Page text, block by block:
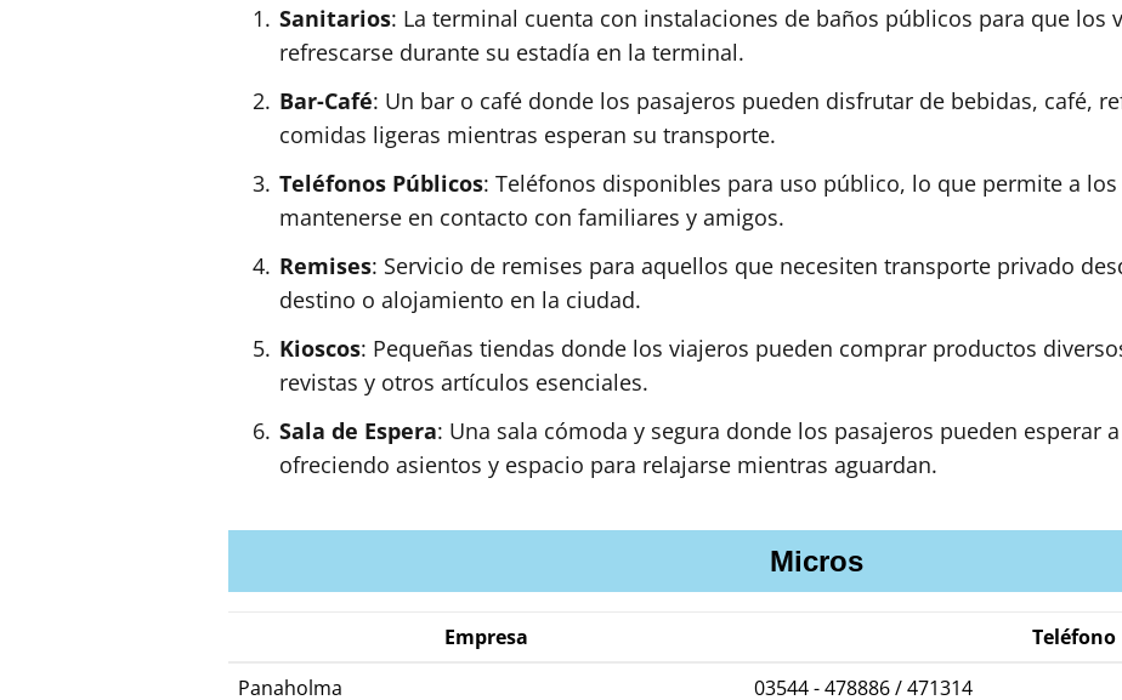
Sanitarios: La terminal cuenta con instalaciones de baños públicos para que los
refrescarse durante su estadía en la terminal.
Bar-Café: Un bar o café donde los pasajeros pueden disfrutar de bebidas, café,
comidas ligeras mientras esperan su transporte.
Teléfonos Públicos: Teléfonos disponibles para uso público, lo que permite a
mantenerse en contacto con familiares y amigos.
Remises: Servicio de remises para aquellos que necesiten transporte privado
destino o alojamiento en la ciudad.
Kioscos: Pequeñas tiendas donde los viajeros pueden comprar productos
revistas y otros artículos esenciales.
Sala de Espera: Una sala cómoda y segura donde los pasajeros pueden esperar
ofreciendo asientos y espacio para relajarse mientras aguardan.
Micros
Empresa
Teléfono
Panaholma
03544 - 478886 / 471314